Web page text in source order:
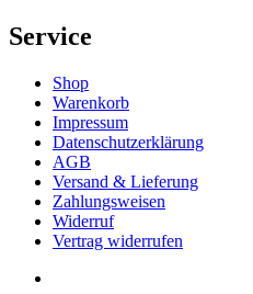
Service
Shop
Warenkorb
Impressum
Datenschutzerklärung
AGB
Versand & Lieferung
Zahlungsweisen
Widerruf
Vertrag widerrufen